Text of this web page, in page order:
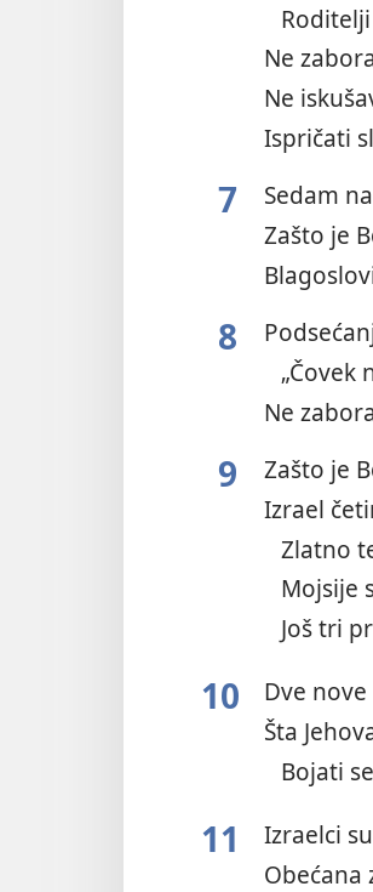
Ne
Ne
Ispričati
7 Sedam
Zašto je
8
„Čovek
Ne
9 Zašto je
Izrael
Zlatno
Mojsije
Još tri
10 Dve
Šta
Bojati
11 Izraelci
Obećana